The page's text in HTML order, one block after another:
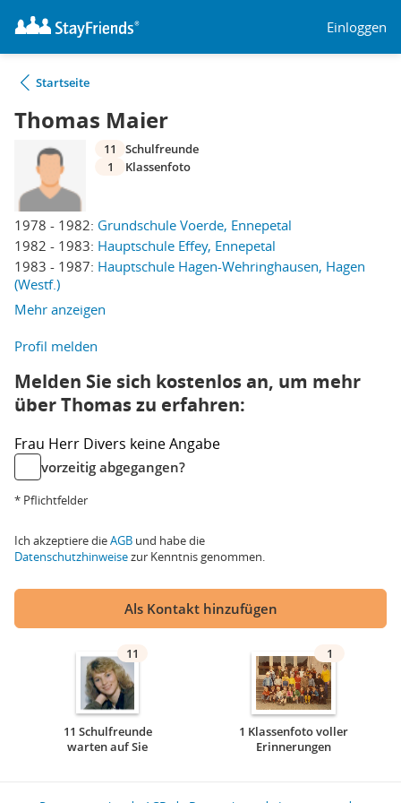
Einloggen
Startseite
Thomas Maier
1978 - 1982: Grundschule Voerde, Ennepetal
1982 - 1983: Hauptschule Effey, Ennepetal
1983 - 1987: Hauptschule Hagen-Wehringhausen, Hagen
(Westf.)
Mehr anzeigen
11
Schulfreunde
1
Klassenfoto
Profil melden
Melden Sie sich kostenlos an, um mehr
über Thomas zu erfahren:
Frau Herr Divers keine Angabe
vorzeitig abgegangen?
* Pflichtfelder
Ich akzeptiere dieAGB und habe die
Datenschutzhinweisezur Kenntnis genommen.
Als Kontakt hinzufügen
11
11 Schulfreunde
warten auf Sie
1
1 Klassenfoto voller
Erinnerungen